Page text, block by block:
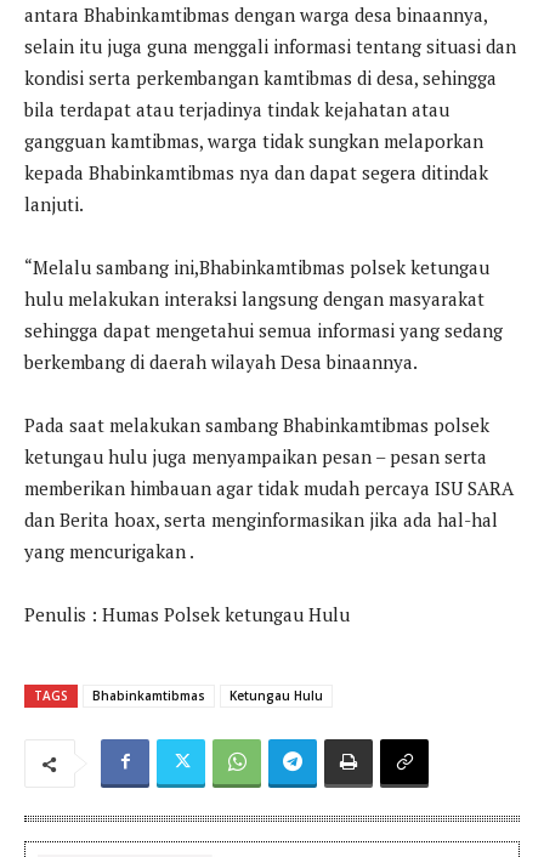
antara Bhabinkamtibmas dengan warga desa binaannya,
selain itu juga guna menggali informasi tentang situasi dan
kondisi serta perkembangan kamtibmas di desa, sehingga
bila terdapat atau terjadinya tindak kejahatan atau
gangguan kamtibmas, warga tidak sungkan melaporkan
kepada Bhabinkamtibmas nya dan dapat segera ditindak
lanjuti.
“Melalu sambang ini,Bhabinkamtibmas polsek ketungau
hulu melakukan interaksi langsung dengan masyarakat
sehingga dapat mengetahui semua informasi yang sedang
berkembang di daerah wilayah Desa binaannya.
Pada saat melakukan sambang Bhabinkamtibmas polsek
ketungau hulu juga menyampaikan pesan – pesan serta
memberikan himbauan agar tidak mudah percaya ISU SARA
dan Berita hoax, serta menginformasikan jika ada hal-hal
yang mencurigakan .
Penulis : Humas Polsek ketungau Hulu
TAGS Bhabinkamtibmas Ketungau Hulu